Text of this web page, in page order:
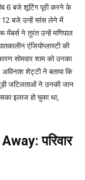
6 बजे शूटिंग पूरी करने के
12 बजे उन्हें सांस लेने में
ने तुरंत उन्हें मणिपाल
एंजियोप्लास्टी की
सोमवार शाम को उनका
शेट्टी ने बताया कि
जटिलताओं ने उनकी जान
इलाज हो चुका था,
परिवार